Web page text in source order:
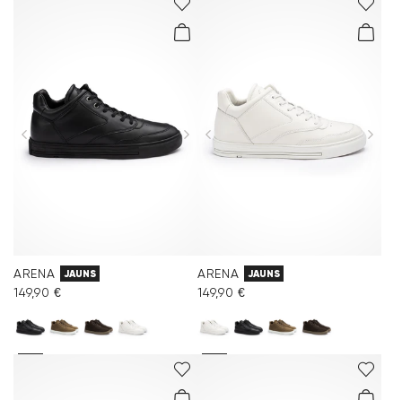
ARENA JAUNS
149,90 €
ARENA JAUNS
149,90 €